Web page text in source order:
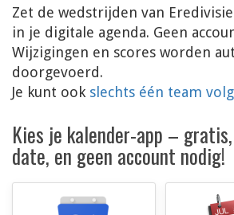
Zet de wedstrijden van
in je digitale agenda. Geen
Wijzigingen en scores worden
doorgevoerd.
Je kunt ook slechts één team
Kies je kalender-app –
date, en geen account nodig!